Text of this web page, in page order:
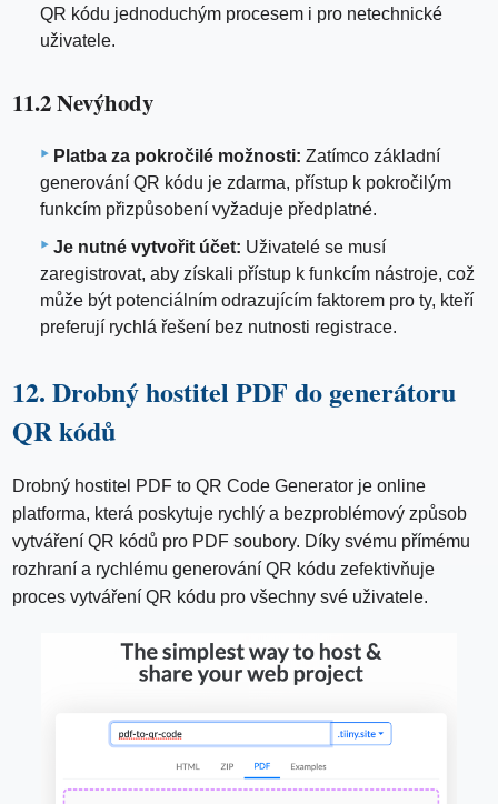
QR kódu jednoduchým procesem i pro netechnické
uživatele.
11.2 Nevýhody
Platba za pokročilé možnosti: Zatímco základní
generování QR kódu je zdarma, přístup k pokročilým
funkcím přizpůsobení vyžaduje předplatné.
Je nutné vytvořit účet: Uživatelé se musí
zaregistrovat, aby získali přístup k funkcím nástroje, což
může být potenciálním odrazujícím faktorem pro ty, kteří
preferují rychlá řešení bez nutnosti registrace.
12. Drobný hostitel PDF do generátoru
QR kódů
Drobný hostitel PDF to QR Code Generator je online
platforma, která poskytuje rychlý a bezproblémový způsob
vytváření QR kódů pro PDF soubory. Díky svému přímému
rozhraní a rychlému generování QR kódu zefektivňuje
proces vytváření QR kódu pro všechny své uživatele.